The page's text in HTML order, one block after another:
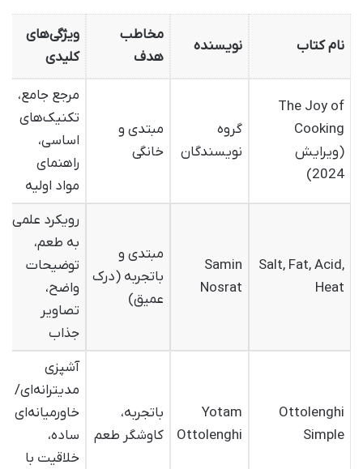
نام کتاب نویسنده
مخاطب
هدف
ویژگی‌های
کلیدی
The Joy of
Cooking
(ویرایش
2024)
گروه
نویسندگان
مبتدی و
خانگی
مرجع جامع،
تکنیک‌های
اساسی،
راهنمای
مواد اولیه
Salt, Fat, Acid,
Heat
Samin
Nosrat
مبتدی و
باتجربه (درک
عمیق)
رویکرد علمی
به طعم،
توضیحات
واضح،
تصاویر
جذاب
Ottolenghi
Simple
Yotam
Ottolenghi
باتجربه،
کاوشگر طعم
آشپزی
مدیترانه‌ای/
خاورمیانه‌ای
ساده،
خلاقیت با